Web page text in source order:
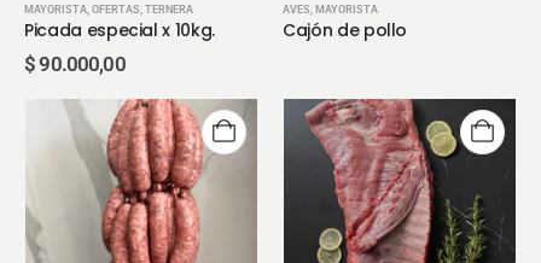
MAYORISTA OFERTAS TERNERA
Picada especial x 10kg.
$90.000,00
AVES MAYORISTA
Cajón de pollo